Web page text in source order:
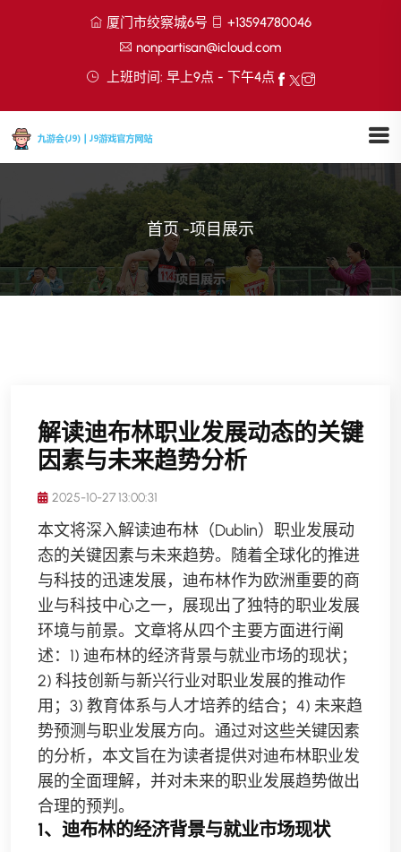
厦门市绞察城6号
+13594780046
nonpartisan@icloud.com
上班时间: 早上9点 - 下午4点
首页 -项目展示
解读迪布林职业发展动态的关键
因素与未来趋势分析
2025-10-27 13:00:31
本文将深入解读迪布林（Dublin）职业发展动
态的关键因素与未来趋势。随着全球化的推进
与科技的迅速发展，迪布林作为欧洲重要的商
业与科技中心之一，展现出了独特的职业发展
环境与前景。文章将从四个主要方面进行阐
述：1) 迪布林的经济背景与就业市场的现状；
2) 科技创新与新兴行业对职业发展的推动作
用；3) 教育体系与人才培养的结合；4) 未来趋
势预测与职业发展方向。通过对这些关键因素
的分析，本文旨在为读者提供对迪布林职业发
展的全面理解，并对未来的职业发展趋势做出
合理的预判。
1、迪布林的经济背景与就业市场现状